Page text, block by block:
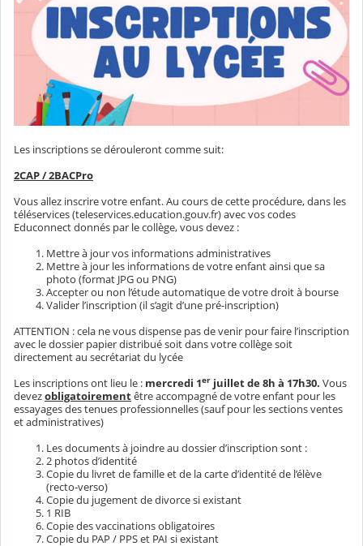
Les inscriptions se dérouleront comme suit:
2CAP / 2BACPro
Vous allez inscrire votre enfant. Au cours de cette procédure, dans les
téléservices (teleservices.education.gouv.fr) avec vos codes
Educonnect donnés par le collège, vous devez :
Mettre à jour vos informations administratives
Mettre à jour les informations de votre enfant ainsi que sa
photo (format JPG ou PNG)
Accepter ou non l’étude automatique de votre droit à bourse
Valider l’inscription (il s’agit d’une pré-inscription)
ATTENTION : cela ne vous dispense pas de venir pour faire l’inscription
avec le dossier papier distribué soit dans votre collège soit
directement au secrétariat du lycée
Les inscriptions ont lieu le : mercredi 1er juillet de 8h à 17h30. Vous
devezobligatoirementêtre accompagné de votre enfant pour les
essayages des tenues professionnelles (sauf pour les sections ventes
et administratives)
Les documents à joindre au dossier d’inscription sont :
2 photos d’identité
Copie du livret de famille et de la carte d’identité de l’élève
(recto-verso)
Copie du jugement de divorce si existant
1 RIB
Copie des vaccinations obligatoires
Copie du PAP / PPS et PAI si existant